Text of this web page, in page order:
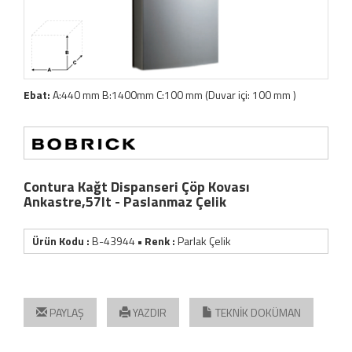
Ebat:A:440 mm B:1400mm C:100 mm (Duvar içi: 100 mm )
Contura Kağt Dispanseri Çöp Kovası
Ankastre,57lt - Paslanmaz Çelik
Ürün Kodu :B-43944• Renk :Parlak Çelik
PAYLAŞ YAZDIR TEKNİK DOKÜMAN